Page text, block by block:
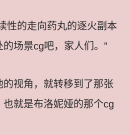
性的走向药丸的逐火副本
场景cg吧，家人们。”
的视角，就转移到了那张
就是布洛妮娅的那个cg